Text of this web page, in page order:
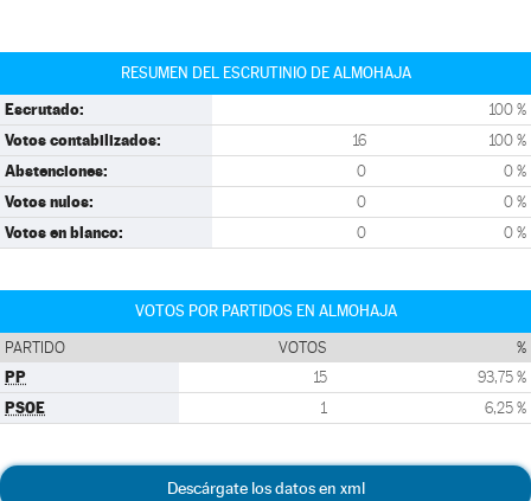
RESUMEN DEL ESCRUTINIO DE ALMOHAJA
Escrutado: 100 %
Votos contabilizados: 16 100 %
Abstenciones: 0 0 %
Votos nulos: 0 0 %
Votos en blanco: 0 0 %
VOTOS POR PARTIDOS EN ALMOHAJA
PARTIDO VOTOS %
PP 15 93,75 %
PSOE 1 6,25 %
Descárgate los datos en xml